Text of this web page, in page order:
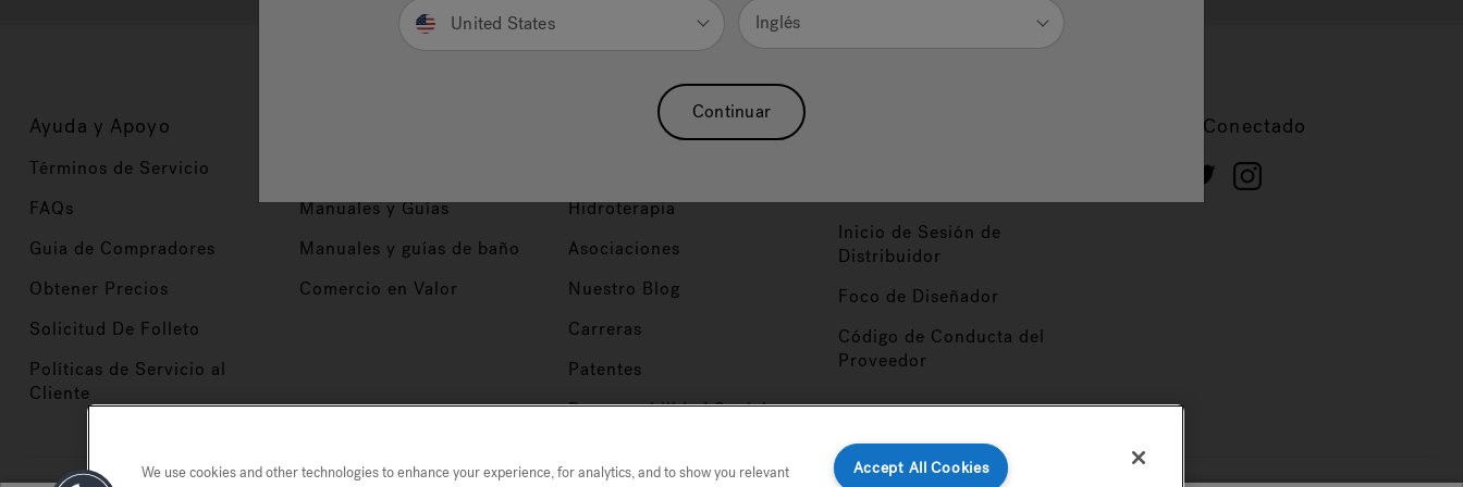
Ayuda y Apoyo
Términos de Servicio
FAQs
Guia de Compradores
Obtener Precios
Solicitud De Folleto
Políticas de Servicio al
Cliente
Manuales y Guías
Manuales y guías de baño
Comercio en Valor
Nuestra Marca
Hidroterapia
Asociaciones
Nuestro Blog
Carreras
Patentes
Responsabilidad Social
Inicio de Sesión de
Distribuidor
Foco de Diseñador
Código de Conducta del
Proveedor
Mantente Conectado
United States Inglés
Continuar
We use cookies and other technologies to enhance your experience, for analytics, and to show you relevant
Accept All Cookies